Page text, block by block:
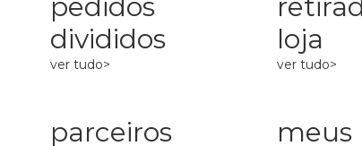
divididos
ver tudo>
loja
ver tudo>
parceiros meus